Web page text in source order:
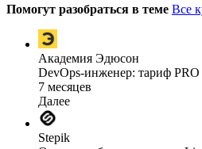
Помогут разобраться в теме Все
Академия Эдюсон
DevOps-инженер: тариф PRO
7 месяцев
Далее
Stepik